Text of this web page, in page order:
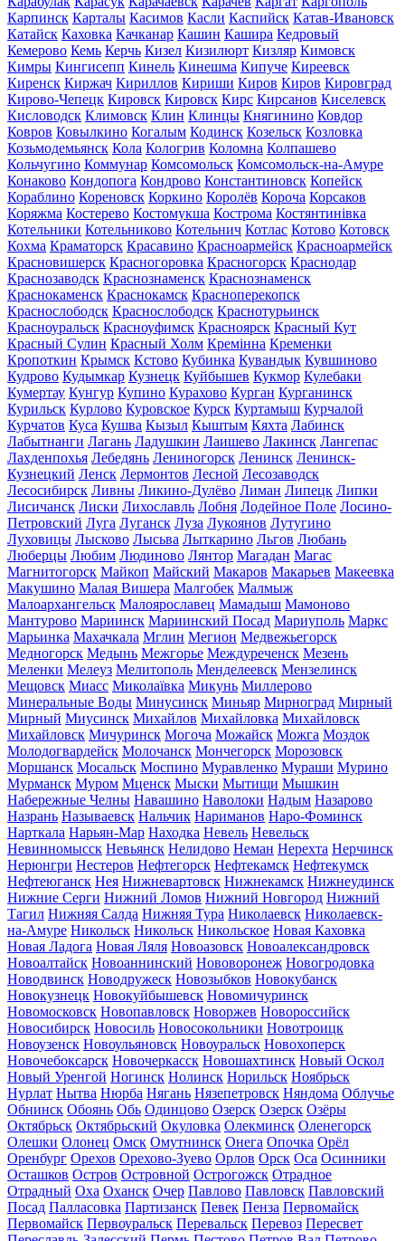
Карпинск Карталы Касимов Касли Каспийск Катав-Ивановск
Катайск Каховка Качканар Кашин Кашира Кедровый
Кемерово Кемь Керчь Кизел Кизилюрт Кизляр Кимовск
Кимры Кингисепп Кинель Кинешма Кипуче Киреевск
Киренск Киржач Кириллов Кириши Киров Киров Кировград
Кирово-Чепецк Кировск Кировск Кирс Кирсанов Киселевск
Кисловодск Климовск Клин Клинцы Княгинино Ковдор
Ковров Ковылкино Когалым Кодинск Козельск Козловка
Козьмодемьянск Кола Кологрив Коломна Колпашево
Кольчугино Коммунар Комсомольск Комсомольск-на-Амуре
Конаково Кондопога Кондрово Константиновск Копейск
Кораблино Кореновск Коркино Королёв Короча Корсаков
Коряжма Костерево Костомукша Кострома Костянтинівка
Котельники Котельниково Котельнич Котлас Котово Котовск
Кохма Краматорск Красавино Красноармейск Красноармейск
Красновишерск Красногоровка Красногорск Краснодар
Краснозаводск Краснознаменск Краснознаменск
Краснокаменск Краснокамск Красноперекопск
Краснослободск Краснослободск Краснотурьинск
Красноуральск Красноуфимск Красноярск Красный Кут
Красный Сулин Красный Холм Кремінна Кременки
Кропоткин Крымск Кстово Кубинка Кувандык Кувшиново
Кудрово Кудымкар Кузнецк Куйбышев Кукмор Кулебаки
Кумертау Кунгур Купино Курахово Курган Курганинск
Курильск Курлово Куровское Курск Куртамыш Курчалой
Курчатов Куса Кушва Кызыл Кыштым Кяхта Лабинск
Лабытнанги Лагань Ладушкин Лаишево Лакинск Лангепас
Лахденпохья Лебедянь Лениногорск Ленинск Ленинск-
Кузнецкий Ленск Лермонтов Лесной Лесозаводск
Лесосибирск Ливны Ликино-Дулёво Лиман Липецк Липки
Лисичанск Лиски Лихославль Лобня Лодейное Поле Лосино-
Петровский Луга Луганск Луза Лукоянов Лутугино
Луховицы Лысково Лысьва Лыткарино Льгов Любань
Люберцы Любим Людиново Лянтор Магадан Магас
Магнитогорск Майкоп Майский Макаров Макарьев Макеевка
Макушино Малая Вишера Малгобек Малмыж
Малоархангельск Малоярославец Мамадыш Мамоново
Мантурово Мариинск Мариинский Посад Мариуполь Маркс
Марьинка Махачкала Мглин Мегион Медвежьегорск
Медногорск Медынь Межгорье Междуреченск Мезень
Меленки Мелеуз Мелитополь Менделеевск Мензелинск
Мещовск Миасс Миколаївка Микунь Миллерово
Минеральные Воды Минусинск Миньяр Мирноград Мирный
Мирный Миусинск Михайлов Михайловка Михайловск
Михайловск Мичуринск Могоча Можайск Можга Моздок
Молодогвардейск Молочанск Мончегорск Морозовск
Моршанск Мосальск Моспино Муравленко Мураши Мурино
Мурманск Муром Мценск Мыски Мытищи Мышкин
Набережные Челны Навашино Наволоки Надым Назарово
Назрань Называевск Нальчик Нариманов Наро-Фоминск
Нарткала Нарьян-Мар Находка Невель Невельск
Невинномысск Невьянск Нелидово Неман Нерехта Нерчинск
Нерюнгри Нестеров Нефтегорск Нефтекамск Нефтекумск
Нефтеюганск Нея Нижневартовск Нижнекамск Нижнеудинск
Нижние Серги Нижний Ломов Нижний Новгород Нижний
Тагил Нижняя Салда Нижняя Тура Николаевск Николаевск-
на-Амуре Никольск Никольск Никольское Новая Каховка
Новая Ладога Новая Ляля Новоазовск Новоалександровск
Новоалтайск Новоаннинский Нововоронеж Новогродовка
Новодвинск Новодружеск Новозыбков Новокубанск
Новокузнецк Новокуйбышевск Новомичуринск
Новомосковск Новопавловск Новоржев Новороссийск
Новосибирск Новосиль Новосокольники Новотроицк
Новоузенск Новоульяновск Новоуральск Новохоперск
Новочебоксарск Новочеркасск Новошахтинск Новый Оскол
Новый Уренгой Ногинск Нолинск Норильск Ноябрьск
Нурлат Нытва Нюрба Нягань Нязепетровск Няндома Облучье
Обнинск Обоянь Обь Одинцово Озерск Озерск Озёры
Октябрьск Октябрьский Окуловка Олекминск Оленегорск
Олешки Олонец Омск Омутнинск Онега Опочка Орёл
Оренбург Орехов Орехово-Зуево Орлов Орск Оса Осинники
Осташков Остров Островной Острогожск Отрадное
Отрадный Оха Оханск Очер Павлово Павловск Павловский
Посад Палласовка Партизанск Певек Пенза Первомайск
Первомайск Первоуральск Перевальск Перевоз Пересвет